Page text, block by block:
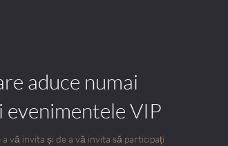
aduce numai
VIP
vă invita și de a vă invita să participați